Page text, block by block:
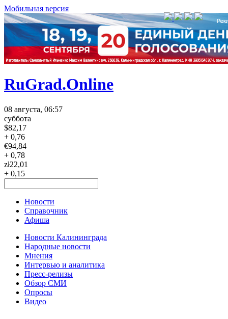
Мобильная версия
RuGrad.Online
08 августа, 06:57
суббота
$82,17
+ 0,76
€94,84
+ 0,78
zł22,01
+ 0,15
Новости
Справочник
Афиша
Новости Калининграда
Народные новости
Мнения
Интервью и аналитика
Пресс-релизы
Обзор СМИ
Опросы
Видео